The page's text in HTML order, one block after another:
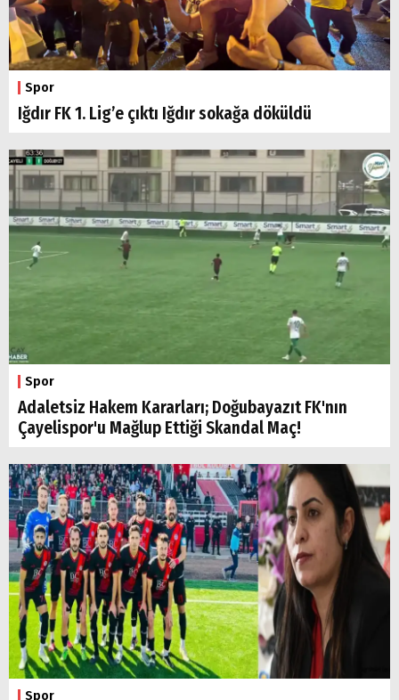
Spor
Iğdır FK 1. Lig’e çıktı Iğdır sokağa döküldü
Spor
Adaletsiz Hakem Kararları; Doğubayazıt FK'nın
Çayelispor'u Mağlup Ettiği Skandal Maç!
Spor
Arama
Aramalar:
Ağrı
Doğubayazıt